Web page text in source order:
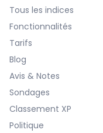
Tous les indices
Fonctionnalités
Tarifs
Blog
Avis & Notes
Sondages
Classement XP
Politique